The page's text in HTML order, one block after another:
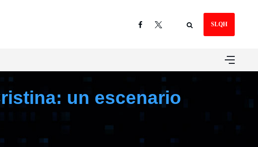
SLQH
un escenario